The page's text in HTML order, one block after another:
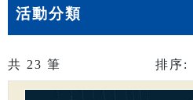
活動分類
共 23 筆 排序: